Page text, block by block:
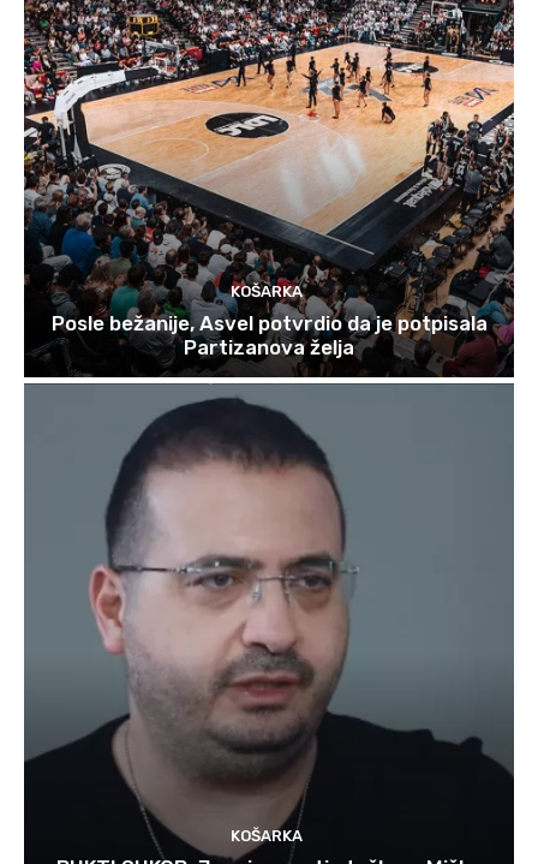
KOŠARKA
Posle bežanije, Asvel potvrdio da je potpisala
Partizanova želja
KOŠARKA